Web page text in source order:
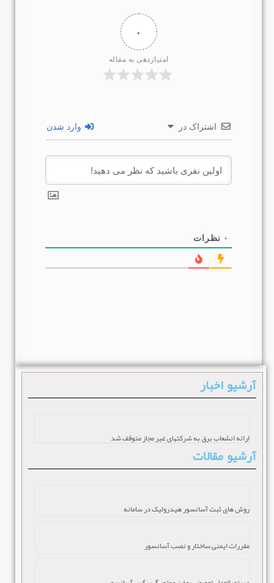
۰
امتیازدهی به مقاله
اشتراک در وارد شدن
نظرات
آرشیو اخبار
ارائه انشعاب برق به شرکتهای غیر مجاز متوقف شد
آرشیو مقالات
روش های ثبت آسانسور هیدرولیک در سامانه
مقررات ایمنی ساختار و نصب آسانسور